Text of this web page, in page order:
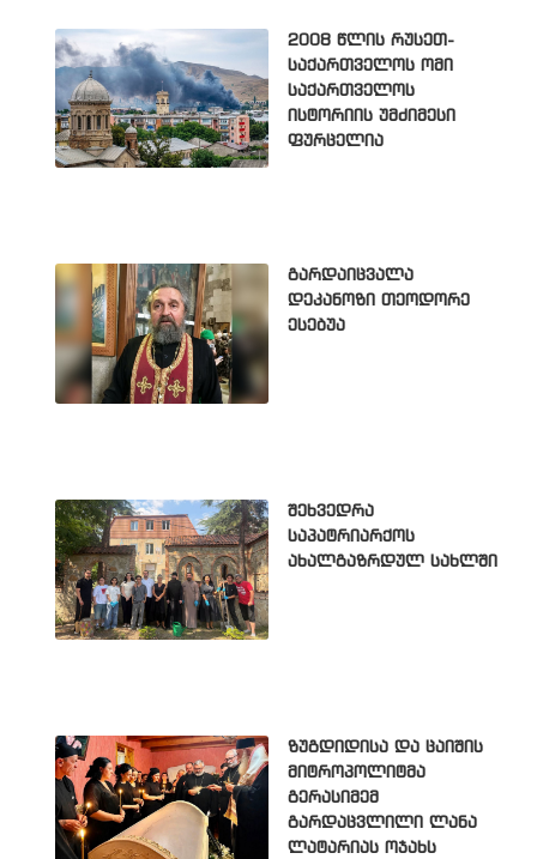
2008 წლის რუსეთ-
საქართველოს ომი
საქართველოს
ისტორიის უმძიმესი
ფურცელია
გარდაიცვალა
დეკანოზი თეოდორე
ესებუა
შეხვედრა
საპატრიარქოს
ახალგაზრდულ სახლში
ზუგდიდისა და ცაიშის
მიტროპოლიტმა
გერასიმემ
გარდაცვლილი ლანა
ლატარიას ოჯახს